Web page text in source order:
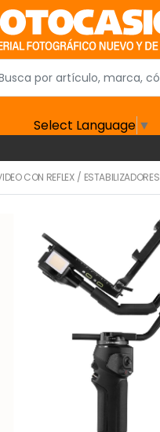
Select Language ▼
CON REFLEX/ ESTABILIZADORES